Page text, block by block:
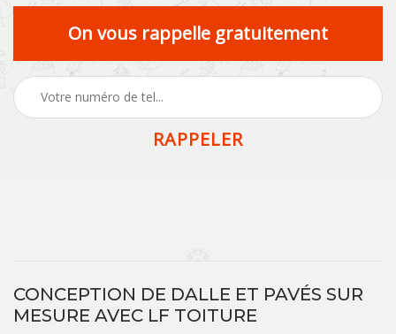
On vous rappelle gratuitement
CONCEPTION DE DALLE ET PAVÉS SUR
MESURE AVEC LF TOITURE